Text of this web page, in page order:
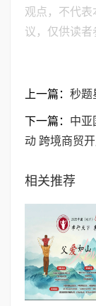
观点，不代
议，仅供读者
上一篇： 秒题
下一篇： 中亚
动 跨境商贸开
相关推荐